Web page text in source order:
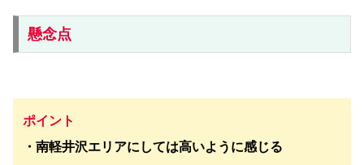
懸念点
ポイント
・南軽井沢エリアにしては高いように感じる